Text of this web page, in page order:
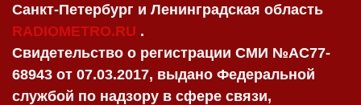
Санкт-Петербург и Ленинградская область
RADIOMETRO.RU .
Свидетельство о регистрации СМИ №AC77-
68943 от 07.03.2017, выдано Федеральной
службой по надзору в сфере связи,